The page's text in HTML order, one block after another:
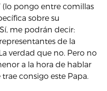
(lo pongo entre comillas
sobre su
me podrán decir:
de la
verdad que no. Pero no
a la hora de hablar
trae consigo este Papa.